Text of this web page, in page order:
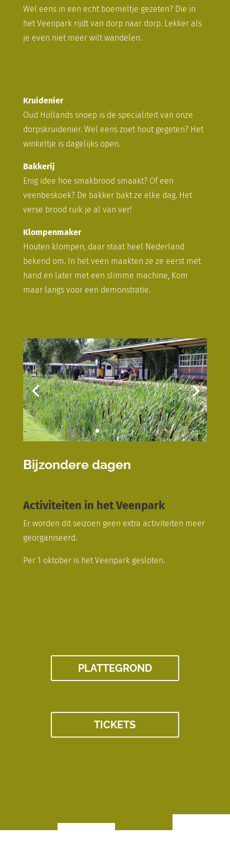
Wel eens in een echt boemeltje gezeten? Die in
het Veenpark rijdt van dorp naar dorp. Lekker als
je even niet meer wilt wandelen.
Kruidenier
Oud Hollands snoep is de specialiteit van onze
dorpskruidenier. Wel eens zoet hout gegeten? Het
winkeltje is dagelijks open.
Bakkerij
Enig idee hoe smakbrood smaakt? Of een
veenbeskoek? De bakker bakt ze elke dag. Het
verse brood ruik je al van ver!
Klompenmaker
Houten klompen, daar staat heel Nederland
bekend om. In het veen maakten ze ze eerst met
hand en later met een slimme machine, Kom
maar langs voor een demonstratie.
Bijzondere dagen
Activiteiten in het Veenpark
Er worden dit seizoen geen extra activiteiten meer
georganiseerd.
Per 1 oktober is het Veenpark gesloten.
PLATTEGROND
TICKETS